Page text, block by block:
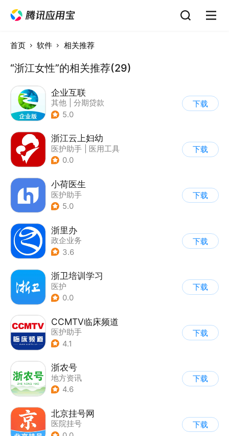
首页 软件 相关推荐
“浙江女性”的相关推荐(29)
企业互联
其他
分期贷款
5.0
下载
浙江云上妇幼
医护助手
医用工具
0.0
下载
小荷医生
医护助手
5.0
下载
浙里办
政企业务
3.6
下载
浙卫培训学习
医护
0.0
下载
CCMTV临床频道
医护助手
4.1
下载
浙农号
地方资讯
4.6
下载
北京挂号网
医院挂号
下载